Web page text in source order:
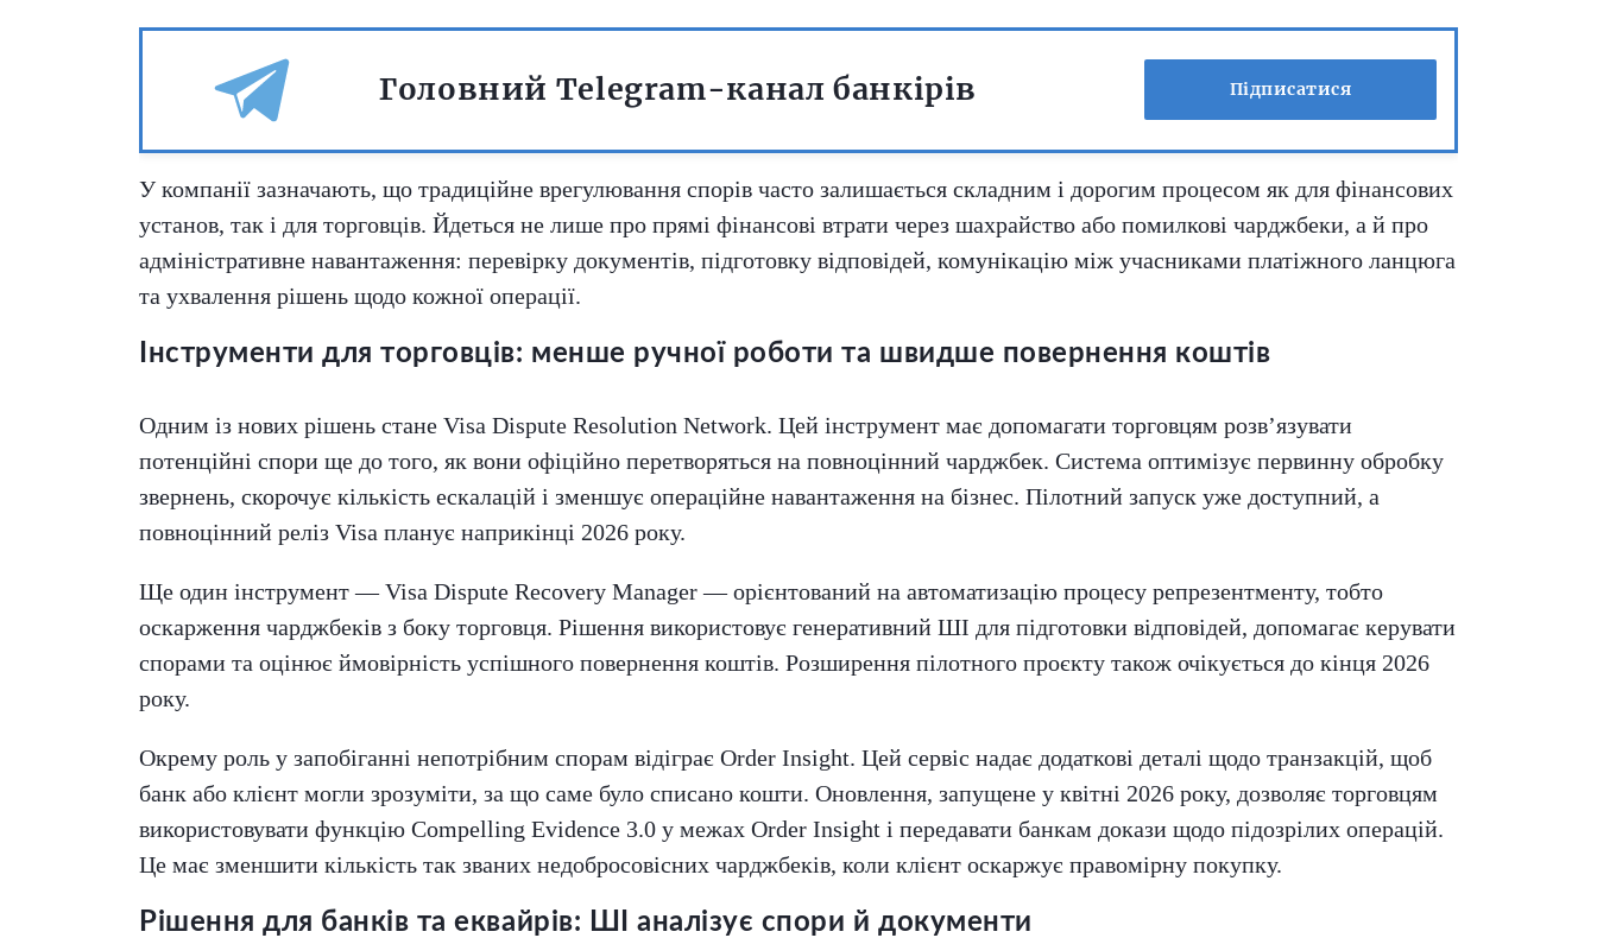
Головний Telegram-канал банкірів Підписатися
У компанії зазначають, що традиційне врегулювання спорів часто залишається складним і дорогим процесом як для фінансових
установ, так і для торговців. Йдеться не лише про прямі фінансові втрати через шахрайство або помилкові чарджбеки, а й про
адміністративне навантаження: перевірку документів, підготовку відповідей, комунікацію між учасниками платіжного ланцюга
та ухвалення рішень щодо кожної операції.
Інструменти для торговців: менше ручної роботи та швидше повернення коштів
Одним із нових рішень стане Visa Dispute Resolution Network. Цей інструмент має допомагати торговцям розв’язувати
потенційні спори ще до того, як вони офіційно перетворяться на повноцінний чарджбек. Система оптимізує первинну обробку
звернень, скорочує кількість ескалацій і зменшує операційне навантаження на бізнес. Пілотний запуск уже доступний, а
повноцінний реліз Visa планує наприкінці 2026 року.
Ще один інструмент — Visa Dispute Recovery Manager — орієнтований на автоматизацію процесу репрезентменту, тобто
оскарження чарджбеків з боку торговця. Рішення використовує генеративний ШІ для підготовки відповідей, допомагає керувати
спорами та оцінює ймовірність успішного повернення коштів. Розширення пілотного проєкту також очікується до кінця 2026
року.
Окрему роль у запобіганні непотрібним спорам відіграє Order Insight. Цей сервіс надає додаткові деталі щодо транзакцій, щоб
банк або клієнт могли зрозуміти, за що саме було списано кошти. Оновлення, запущене у квітні 2026 року, дозволяє торговцям
використовувати функцію Compelling Evidence 3.0 у межах Order Insight і передавати банкам докази щодо підозрілих операцій.
Це має зменшити кількість так званих недобросовісних чарджбеків, коли клієнт оскаржує правомірну покупку.
Рішення для банків та еквайрів: ШІ аналізує спори й документи